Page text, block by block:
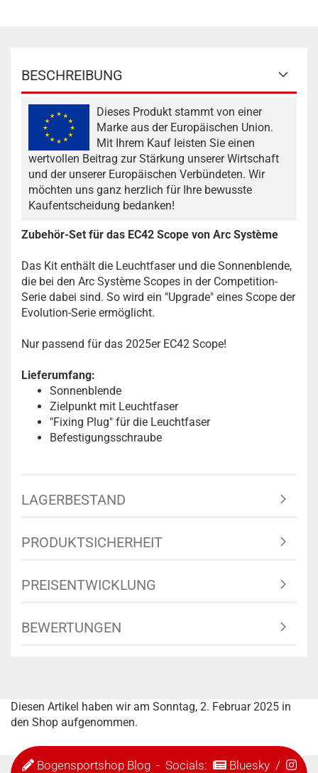
BESCHREIBUNG
Dieses Produkt stammt von einer
Marke aus der Europäischen Union.
Mit Ihrem Kauf leisten Sie einen
wertvollen Beitrag zur Stärkung unserer Wirtschaft
und der unserer Europäischen Verbündeten. Wir
möchten uns ganz herzlich für Ihre bewusste
Kaufentscheidung bedanken!
Zubehör-Set für das EC42 Scope von Arc Système
Das Kit enthält die Leuchtfaser und die Sonnenblende,
die bei den Arc Système Scopes in der Competition-
Serie dabei sind. So wird ein "Upgrade" eines Scope der
Evolution-Serie ermöglicht.
Nur passend für das 2025er EC42 Scope!
Lieferumfang:
Sonnenblende
Zielpunkt mit Leuchtfaser
"Fixing Plug" für die Leuchtfaser
Befestigungsschraube
LAGERBESTAND
PRODUKTSICHERHEIT
PREISENTWICKLUNG
BEWERTUNGEN
Diesen Artikel haben wir am Sonntag, 2. Februar 2025 in
den Shop aufgenommen.
Bogensportshop Blog- Socials: Bluesky/